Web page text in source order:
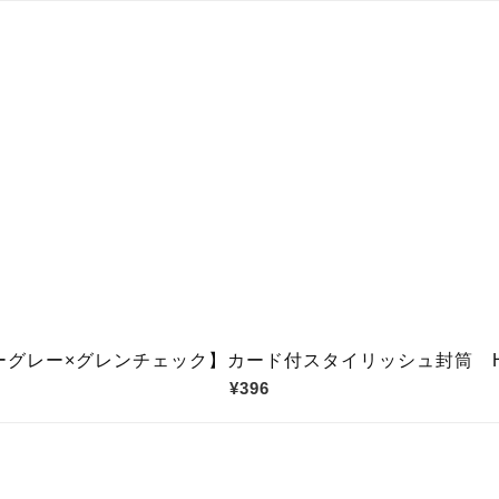
グレー×グレンチェック】カード付スタイリッシュ封筒
¥396